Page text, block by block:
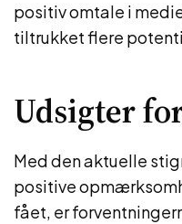
positiv omtale i
tiltrukket flere
Udsigter
Med den aktuelle
positive
fået, er